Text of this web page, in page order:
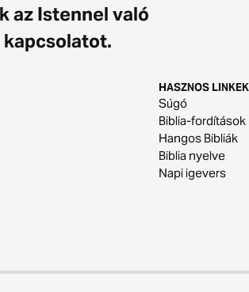
az Istennel való
HASZNOS LINKEK
Súgó
Biblia-fordítások
Hangos Bibliák
Biblia nyelve
Napi igevers